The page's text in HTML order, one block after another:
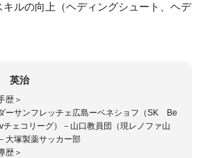
ルの向上（ヘディングシュート、ヘデ
英治
歴＞
ーサンフレッチェ広島ーベネショフ（SK Be
チェコリーグ）－山口教員団（現レノファ山
大塚製薬サッカー部
歴＞